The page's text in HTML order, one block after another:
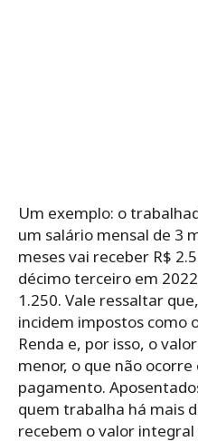
Um exemplo: o
um salário mensal de 3
meses vai receber R$
décimo terceiro em
1.250. Vale ressaltar
incidem impostos como
Renda e, por isso, o
menor, o que não
pagamento.
quem trabalha há mais
recebem o valor